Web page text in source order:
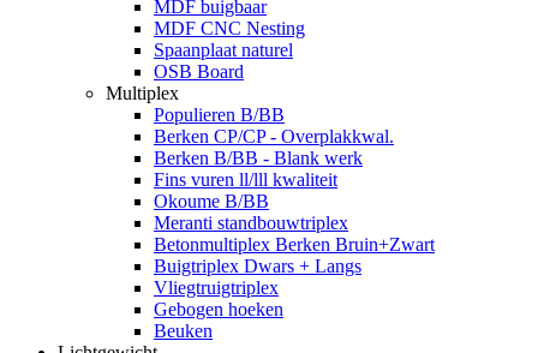
MDF buigbaar
MDF CNC Nesting
Spaanplaat naturel
OSB Board
Multiplex
Populieren B/BB
Berken CP/CP - Overplakkwal.
Berken B/BB - Blank werk
Fins vuren ll/lll kwaliteit
Okoume B/BB
Meranti standbouwtriplex
Betonmultiplex Berken Bruin+Zwart
Buigtriplex Dwars + Langs
Vliegtruigtriplex
Gebogen hoeken
Beuken